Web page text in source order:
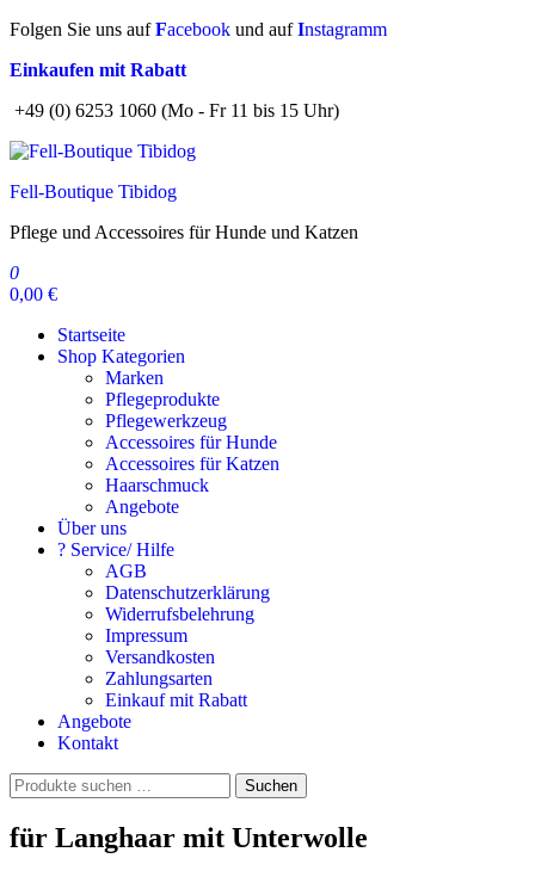
Zum
springen
Folgen Sie uns aufFacebook und aufInstagramm
Einkaufen mit Rabatt
+49 (0) 6253 1060 (Mo - Fr 11 bis 15 Uhr)
Fell-Boutique Tibidog
Pflege und Accessoires für Hunde und Katzen
0
0,00 €
Startseite
Shop Kategorien
Marken
Pflegeprodukte
Pflegewerkzeug
Accessoires für Hunde
Accessoires für Katzen
Haarschmuck
Angebote
Über uns
? Service/ Hilfe
AGB
Datenschutzerklärung
Widerrufsbelehrung
Impressum
Versandkosten
Zahlungsarten
Einkauf mit Rabatt
Angebote
Kontakt
Suchen
nach:
Suchen
für Langhaar mit Unterwolle